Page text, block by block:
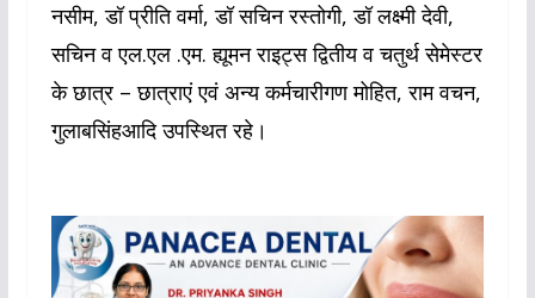
नसीम, डॉ प्रीति वर्मा, डॉ सचिन रस्तोगी, डॉ लक्ष्मी देवी,
सचिन व एल.एल .एम. ह्यूमन राइट्स द्वितीय व चतुर्थ सेमेस्टर
के छात्र – छात्राएं एवं अन्य कर्मचारीगण मोहित, राम वचन,
गुलाबसिंहआदि उपस्थित रहे।